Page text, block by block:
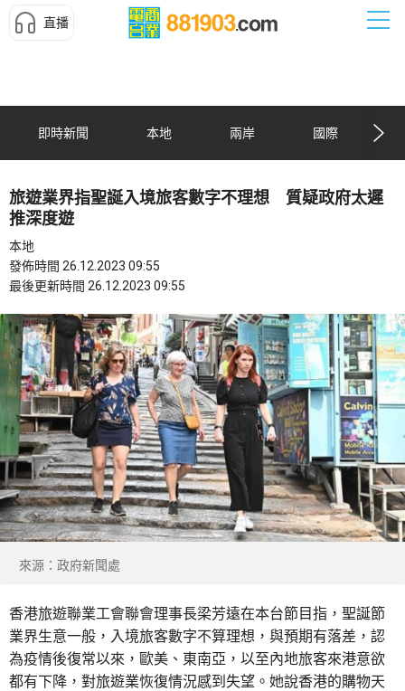
直播
即時新聞 本地 兩岸 國際
旅遊業界指聖誕入境旅客數字不理想 質疑政府太遲
推深度遊
本地
發佈時間 26.12.2023 09:55
最後更新時間 26.12.2023 09:55
來源：政府新聞處
香港旅遊聯業工會聯會理事長梁芳遠在本台節目指，聖誕節
業界生意一般，入境旅客數字不算理想，與預期有落差，認
為疫情後復常以來，歐美、東南亞，以至內地旅客來港意欲
都有下降，對旅遊業恢復情況感到失望。她說香港的購物天